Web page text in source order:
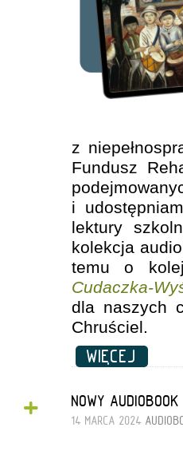
z
Fundusz
i
lektury
kolekcja
temu o
Cudaczka-
dla naszych
Chruściel.
WIĘCEJ
+ NOWY
14 MARCA 2024